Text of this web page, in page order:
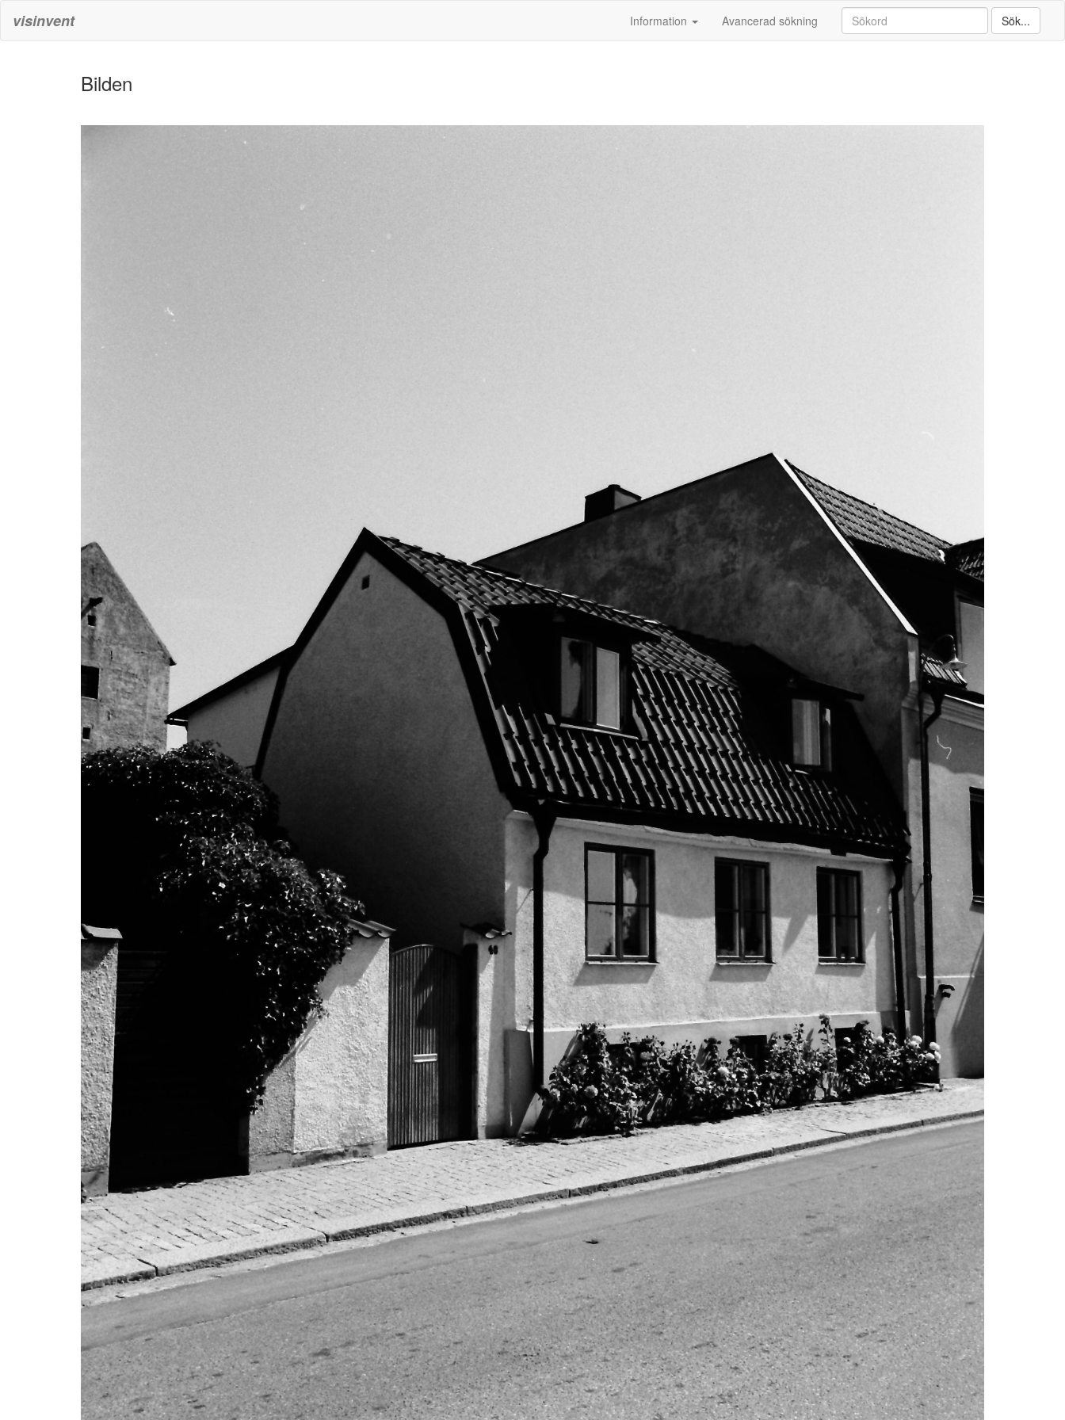
visinvent Sök...
Information Avancerad sökning
Bilden